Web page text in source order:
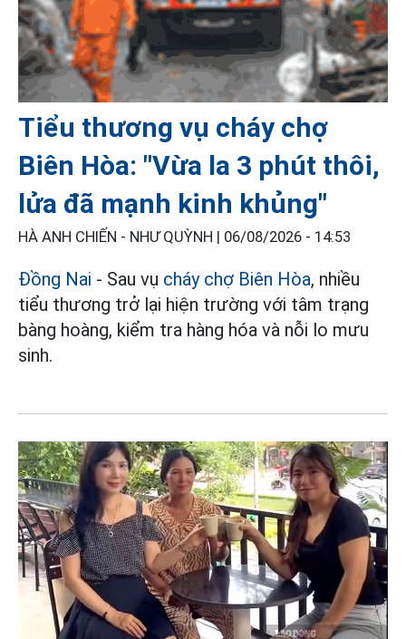
Tiểu thương vụ cháy chợ
Biên Hòa: "Vừa la 3 phút thôi,
lửa đã mạnh kinh khủng"
HÀ ANH CHIẾN - NHƯ QUỲNH | 06/08/2026 - 14:53
Đồng Nai - Sau vụ cháy chợ Biên Hòa, nhiều
tiểu thương trở lại hiện trường với tâm trạng
bàng hoàng, kiểm tra hàng hóa và nỗi lo mưu
sinh.